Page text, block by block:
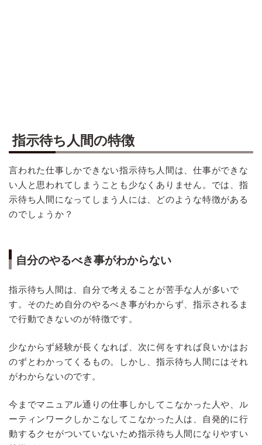
指示待ち人間の特徴
言われた仕事しかできない指示待ち人間は、仕事ができな
い人と思われてしまうことも少なくありません。では、指
示待ち人間になってしまう人には、どのような特徴がある
のでしょうか？
自分のやるべき事がわからない
指示待ち人間は、自分で考えることが苦手な人が多いで
す。そのため自分のやるべき事がわからず、指示されるま
で行動できないのが特徴です。
少なからず経験が長くなれば、次に何をすれば良いかはお
のずとわかってくるもの。しかし、指示待ち人間にはそれ
がわからないのです。
今までマニュアル通りの仕事しかしてこなかった人や、ル
ーティンワークしかこなしてこなかった人は、自発的に行
動するクセがついていないため指示待ち人間になりやすい